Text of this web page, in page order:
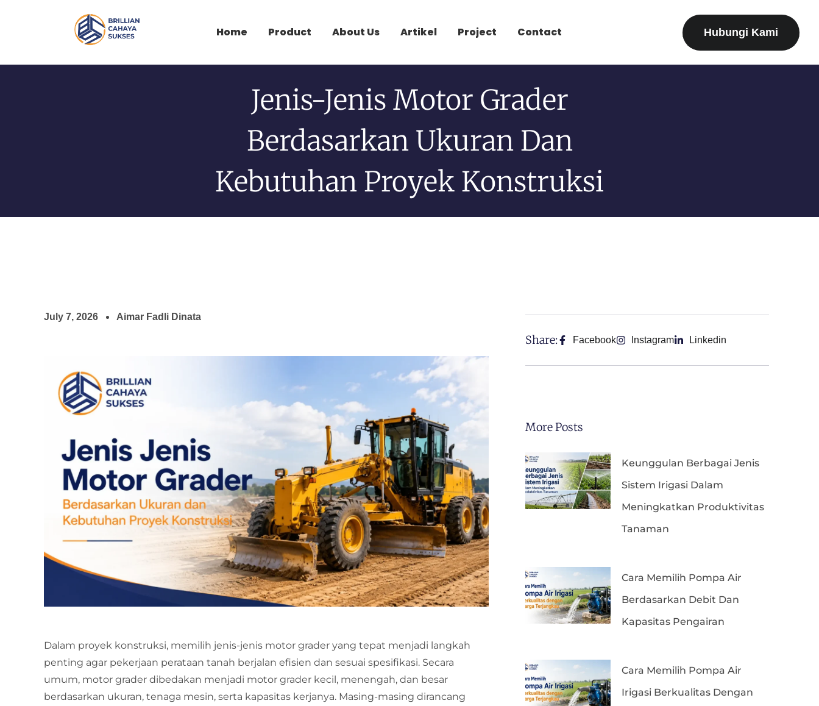
Home Product About Us Artikel Project Contact Hubungi Kami
Jenis-Jenis Motor Grader
Berdasarkan Ukuran Dan
Kebutuhan Proyek Konstruksi
July 7, 2026 Aimar Fadli Dinata
Dalam proyek konstruksi, memilih jenis-jenis motor grader yang tepat menjadi langkah
penting agar pekerjaan perataan tanah berjalan efisien dan sesuai spesifikasi. Secara
umum, motor grader dibedakan menjadi motor grader kecil, menengah, dan besar
berdasarkan ukuran, tenaga mesin, serta kapasitas kerjanya. Masing-masing dirancang
Share: Facebook Instagram Linkedin
More Posts
Keunggulan Berbagai Jenis
Sistem Irigasi Dalam
Meningkatkan Produktivitas
Tanaman
Cara Memilih Pompa Air
Berdasarkan Debit Dan
Kapasitas Pengairan
Cara Memilih Pompa Air
Irigasi Berkualitas Dengan